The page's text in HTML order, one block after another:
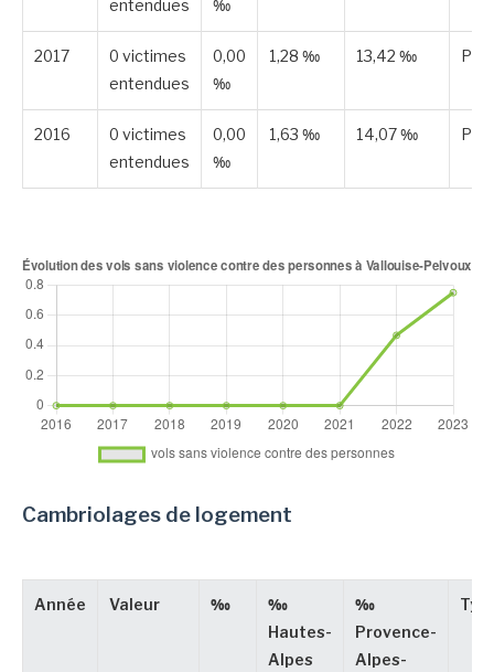
entendues
‰
2017
0 victimes
entendues
0,00
‰
1,28 ‰ 13,42 ‰
2016
0 victimes
entendues
0,00
‰
1,63 ‰ 14,07 ‰
Cambriolages de logement
Année Valeur ‰
‰
Hautes-
Alpes
‰
Provence-
Alpes-